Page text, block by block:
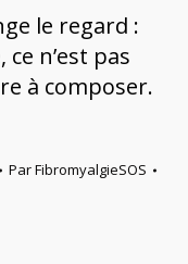
le regard :
n’est pas
à composer.
ParFibromyalgieSOS